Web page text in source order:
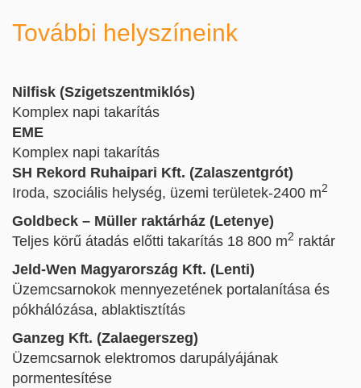
További helyszíneink
Nilfisk (Szigetszentmiklós)
Komplex napi takarítás
EME
Komplex napi takarítás
SH Rekord Ruhaipari Kft. (Zalaszentgrót)
Iroda, szociális helység, üzemi területek-2400 m2
Goldbeck – Müller raktárház (Letenye)
Teljes körű átadás előtti takarítás 18 800 m2 raktár
Jeld-Wen Magyarország Kft. (Lenti)
Üzemcsarnokok mennyezetének portalanítása és
pókhálózása, ablaktisztítás
Ganzeg Kft. (Zalaegerszeg)
Üzemcsarnok elektromos darupályájának
pormentesítése